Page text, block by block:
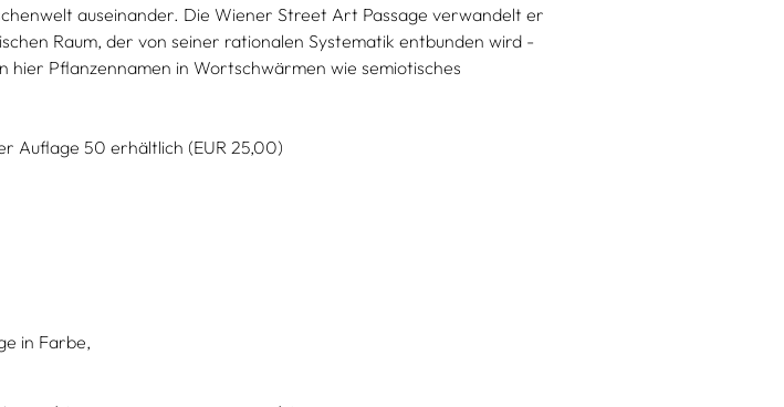
auseinander. Die Wiener Street Art Passage verwandelt er
Raum, der von seiner rationalen Systematik entbunden wird -
hier Pflanzennamen in Wortschwärmen wie semiotisches
Auflage 50 erhältlich (EUR 25,00)
in Farbe